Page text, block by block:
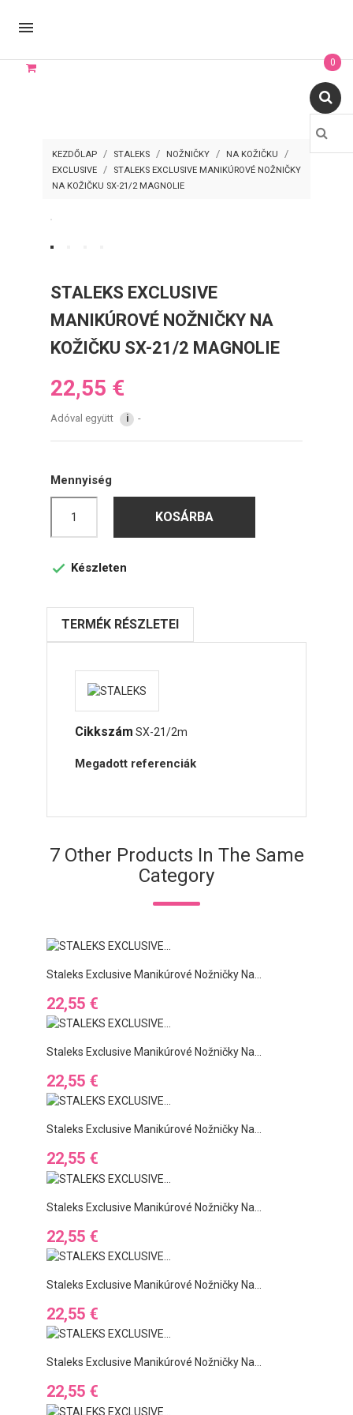

0
KEZDŐLAP STALEKS NOŽNIČKY
NA KOŽIČKU
EXCLUSIVE
STALEKS EXCLUSIVE MANIKÚROVÉ NOŽNIČKY
NA KOŽIČKU SX-21/2 MAGNOLIE
STALEKS EXCLUSIVE
MANIKÚROVÉ NOŽNIČKY NA
KOŽIČKU SX-21/2 MAGNOLIE
22,55 €
Adóval együtt i
Mennyiség
KOSÁRBA
 Készleten
TERMÉK RÉSZLETEI
Cikkszám SX-21/2m
Megadott referenciák
7 Other Products In The Same
Category
Staleks Exclusive Manikúrové Nožničky Na...
Preis
22,55 €
Staleks Exclusive Manikúrové Nožničky Na...
Preis
22,55 €
Staleks Exclusive Manikúrové Nožničky Na...
Preis
22,55 €
Staleks Exclusive Manikúrové Nožničky Na...
Preis
22,55 €
Staleks Exclusive Manikúrové Nožničky Na...
Preis
22,55 €
Staleks Exclusive Manikúrové Nožničky Na...
Preis
22,55 €